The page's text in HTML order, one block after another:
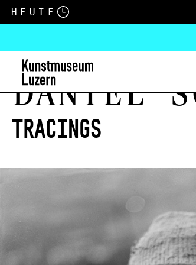
Heute
Daniel
Tracings